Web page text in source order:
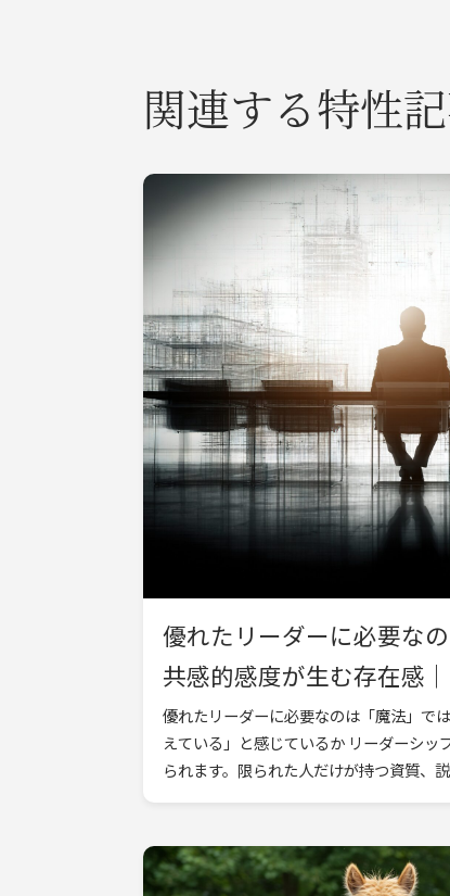
関連する特性
優れたリーダーに必要な
共感的感度が生む存在感｜
優れたリーダーに必要なのは「魔法」
えている」と感じているか リーダーシ
られます。限られた人だけが持つ資質、
「輝き」。そう […]